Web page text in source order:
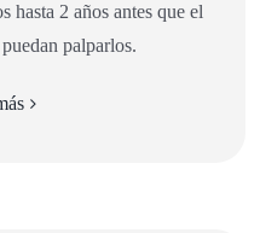
hasta 2 años antes que el
palparlos.